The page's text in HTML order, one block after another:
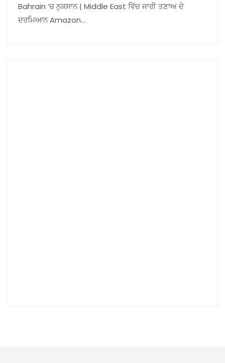
Bahrain ‘ਚ ਨੁਕਸਾਨ | Middle East ਵਿੱਚ ਜਾਰੀ ਤਣਾਅ ਦੇ
ਦਰਮਿਆਨ Amazon…